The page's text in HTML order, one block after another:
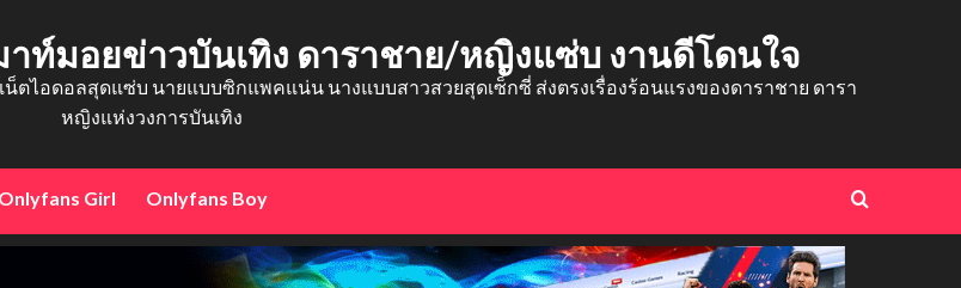
าท์มอยข่าวบันเทิง ดาราชาย/หญิงแซ่บ งานดีโดนใจ
ตไอดอลสุดแซ่บ นายแบบซิกแพคแน่น นางแบบสาวสวยสุดเซ็กซี่ ส่งตรงเรื่องร้อนแรงของดาราชาย ดารา
หญิงแห่งวงการบันเทิง
Onlyfans Girl Onlyfans Boy